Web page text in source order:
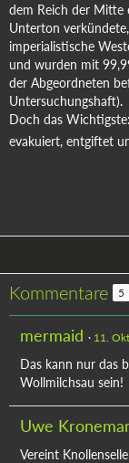
dem Reich der Mitte
Unterton
imperialistische
und wurden mit
der Abgeordneten
Untersuchungshaft).
Doch das
evakuiert, entgiftet
Kommentare 5
mermaid 11.
Das kann nur das
Wollmilchsau sein!
Uwe
Vereint